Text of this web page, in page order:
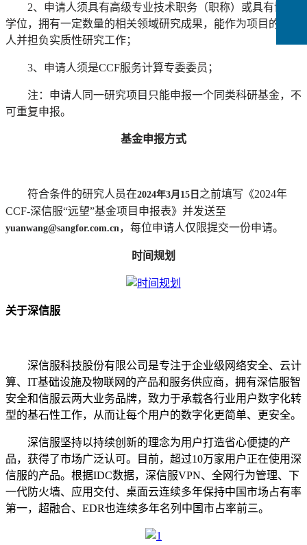
2、申请人须具有高级专业技术职务（职称）或具有博士
学位，拥有一定数量的相关领域研究成果，能作为项目的负责
人并担负实质性研究工作；
3、申请人须是CCF服务计算专委委员；
注：申请人同一研究项目只能申报一个同类科研基金，不
可重复申报。
基金申报方式
符合条件的研究人员在2024年3月15日 之前填写《2024年
CCF-深信服“远望”基金项目申报表》并发送至
yuanwang@sangfor.com.cn ，每位申请人仅限提交一份申请。
时间规划
关于深信服
深信服科技股份有限公司是专注于企业级网络安全、云计
算、IT基础设施及物联网的产品和服务供应商，拥有深信服智
安全和信服云两大业务品牌，致力于承载各行业用户数字化转
型的基石性工作，从而让每个用户的数字化更简单、更安全。
深信服坚持以持续创新的理念为用户打造省心便捷的产
品，获得了市场广泛认可。目前，超过10万家用户正在使用深
信服的产品。根据IDC数据，深信服VPN、全网行为管理、下
一代防火墙、应用交付、桌面云连续多年保持中国市场占有率
第一，超融合、EDR也连续多年名列中国市占率前三。